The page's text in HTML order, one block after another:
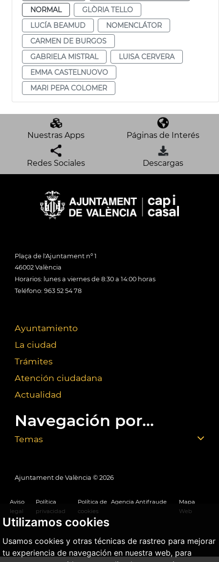
Utilizamos cookies
Usamos cookies y otras técnicas de rastreo para mejorar
tu experiencia de navegación en nuestra web, para
NORMAL
GLÒRIA TELLO
LUCÍA BEAMUD
NOMENCLÁTOR
CARMEN DE BURGOS
GABRIELA MISTRAL
LUISA CERVERA
EMMA CASTELNUOVO
MARI PEPA COLOMER
Nuestras Apps Páginas de Interés
Redes Sociales Descargas
Plaça de l'Ajuntament nº 1
46002 València
Horarios: lunes a viernes de 8:30 a 14:00 horas
Teléfono: 963 52 54 78
Ayuntamiento
La ciudad
Trámites
Atención ciudadana
Actualidad
Navegación por...
Temas
Ajuntament de València © 2026
Aviso
legal
Política
privacidad
Política de
cookies
Agencia Antifraude
Mapa
Web